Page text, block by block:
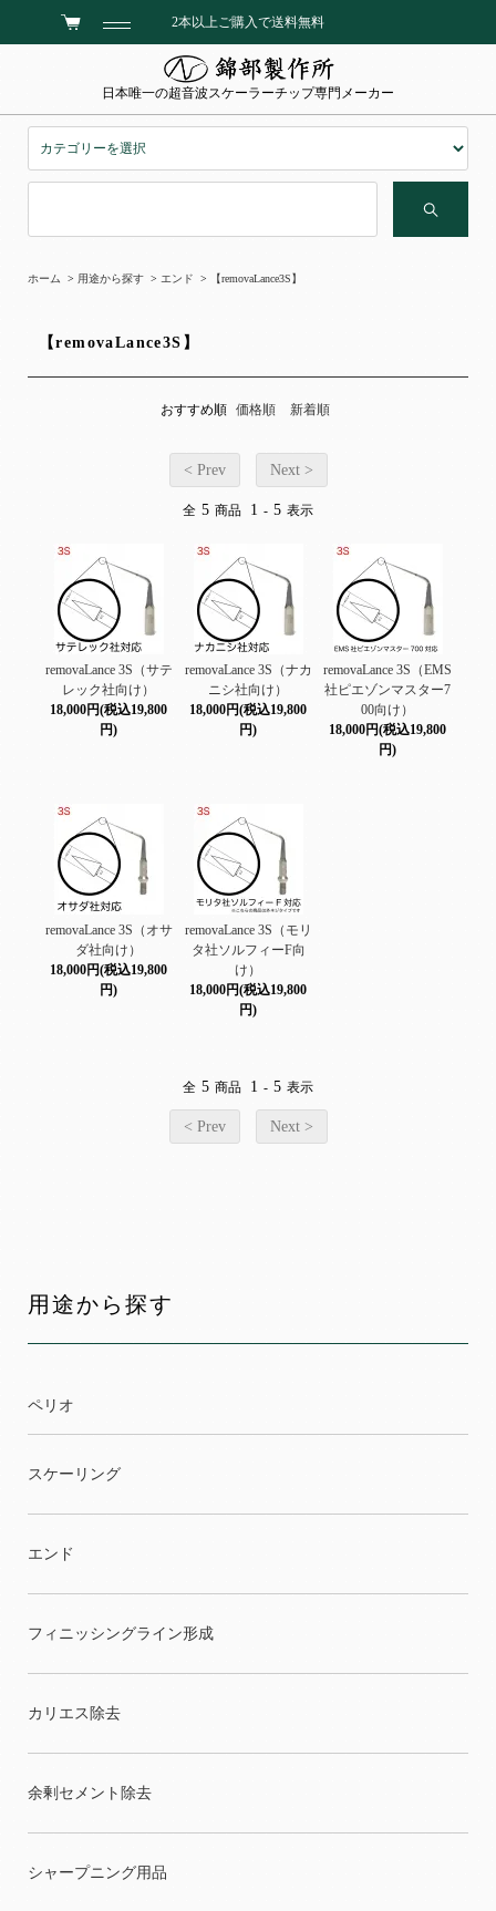
2本以上ご購入で送料無料
日本唯一の超音波スケーラーチップ専門メーカー
ホーム > 用途から探す > エンド > 【removaLance3S】
【removaLance3S】
おすすめ順 価格順 新着順
< Prev Next >
全 5 商品 1 - 5 表示
removaLance 3S（サテ
レック社向け）
18,000円(税込19,800
円)
removaLance 3S（ナカ
ニシ社向け）
18,000円(税込19,800
円)
removaLance 3S（EMS
社ピエゾンマスター7
00向け）
18,000円(税込19,800
円)
removaLance 3S（オサ
ダ社向け）
18,000円(税込19,800
円)
removaLance 3S（モリ
タ社ソルフィーF向
け）
18,000円(税込19,800
円)
全 5 商品 1 - 5 表示
< Prev Next >
用途から探す
ペリオ
スケーリング
エンド
フィニッシングライン形成
カリエス除去
余剰セメント除去
シャープニング用品